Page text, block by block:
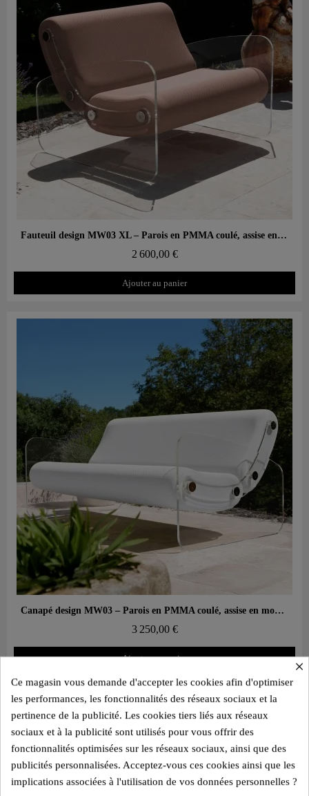
Aperçu rapide Fauteuil design MW03 XL – Parois en PMMA coulé, assise en mousse
2 600,00 €
Ajouter au panier
Aperçu rapide Canapé design MW03 – Parois en PMMA coulé, assise en mousse
3 250,00 €
Ajouter au panier ×
Ce magasin vous demande d'accepter les cookies afin d'optimiser
les performances, les fonctionnalités des réseaux sociaux et la
pertinence de la publicité. Les cookies tiers liés aux réseaux
sociaux et à la publicité sont utilisés pour vous offrir des
fonctionnalités optimisées sur les réseaux sociaux, ainsi que des
publicités personnalisées. Acceptez-vous ces cookies ainsi que les
implications associées à l'utilisation de vos données personnelles ?